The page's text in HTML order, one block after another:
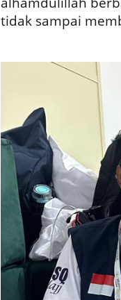
tidak sampai